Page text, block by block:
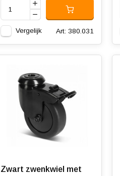
Vergelijk Art: 380.031
Zwart zwenkwiel met